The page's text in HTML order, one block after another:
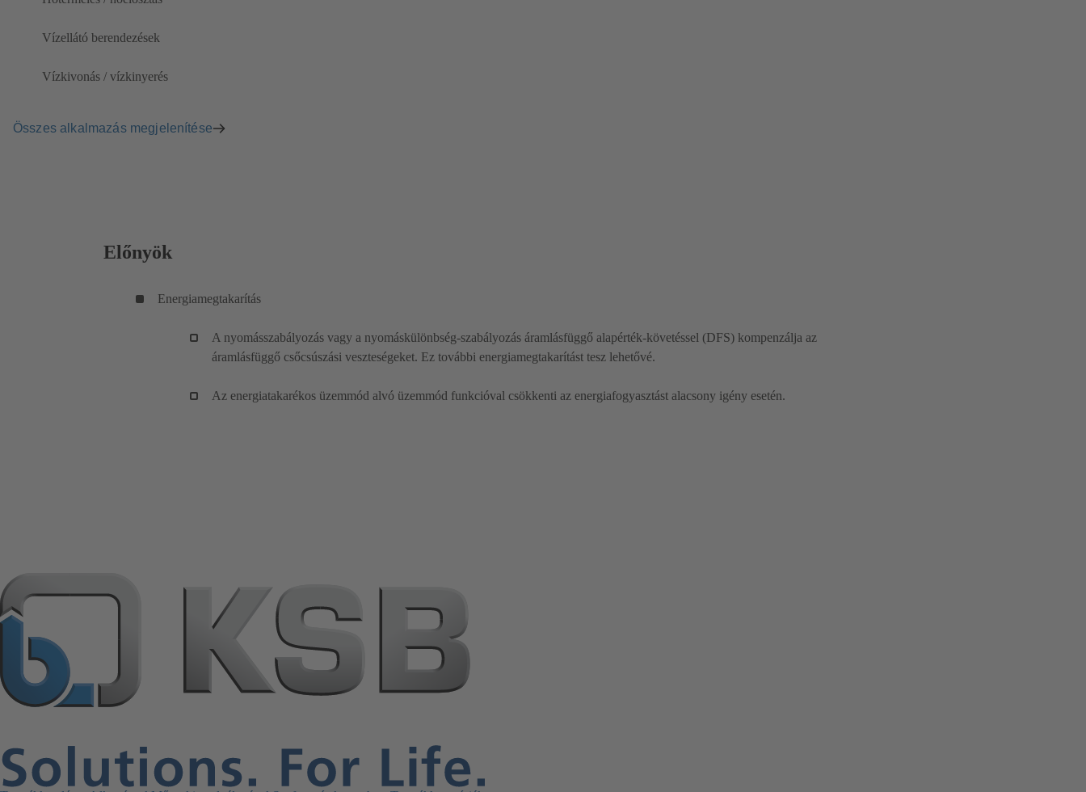
Vízellátó berendezések
Vízkivonás / vízkinyerés
Összes alkalmazás megjelenítése
Előnyök
Energiamegtakarítás
A nyomásszabályozás vagy a nyomáskülönbség-szabályozás áramlásfüggő alapérték-követéssel (DFS) kompenzálja az
áramlásfüggő csőcsúszási veszteségeket. Ez további energiamegtakarítást tesz lehetővé.
Az energiatakarékos üzemmód alvó üzemmód funkcióval csökkenti az energiafogyasztást alacsony igény esetén.